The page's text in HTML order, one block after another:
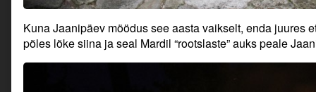
Kuna Jaanipäev möödus see aasta vaikselt, enda juures
põles lõke siina ja seal Mardil “rootslaste” auks peale